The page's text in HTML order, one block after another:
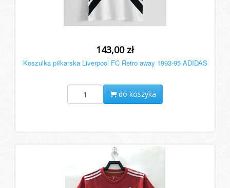
143,00 zł
Koszulka piłkarska Liverpool FC Retro away 1993-95 ADIDAS
do koszyka